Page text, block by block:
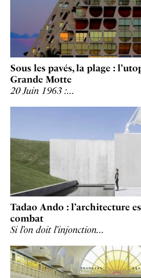
Sous les pavés, la plage :
Grande Motte
20 Juin 1963 :…
Tadao Ando : l’architecture
combat
Si l’on doit l’injonction…